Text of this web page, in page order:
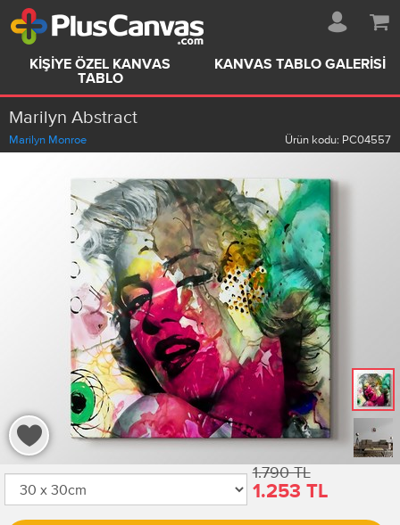
KIŞIYE ÖZEL KANVAS
TABLO
KANVAS TABLO GALERISI
Marilyn Abstract
Marilyn Monroe Ürün kodu: PC04557
1.790 TL
1.253 TL